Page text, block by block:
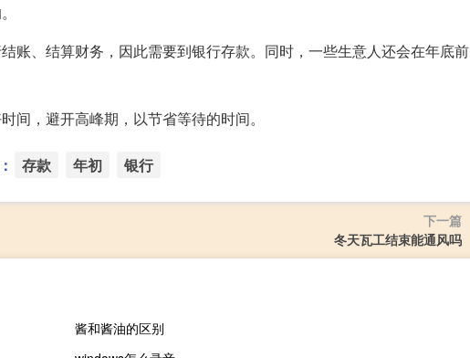
账、结算财务，因此需要到银行存款。同时，一些生意人还会在年底前
间，避开高峰期，以节省等待的时间。
存款 年初 银行
下一篇
冬天瓦工结束能通风吗
酱和酱油的区别